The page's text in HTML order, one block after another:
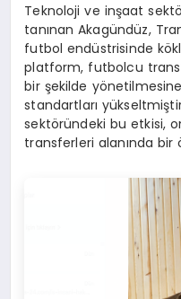
Teknoloji ve inşaat
tanınan Akagündüz,
futbol endüstrisinde
platform, futbolcu
bir şekilde
standartları
sektöründeki bu etkisi,
transferleri alanında